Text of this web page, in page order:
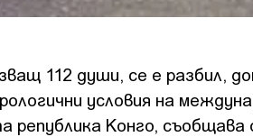
112 души, се е разбил,
условия на
република Конго, съобщава